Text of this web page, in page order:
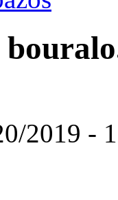
2019 -